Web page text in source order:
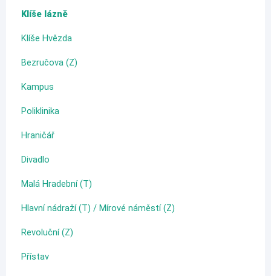
Klíše lázně
Klíše Hvězda
Bezručova (Z)
Kampus
Poliklinika
Hraničář
Divadlo
Malá Hradební (T)
Hlavní nádraží (T) / Mírové náměstí (Z)
Revoluční (Z)
Přístav